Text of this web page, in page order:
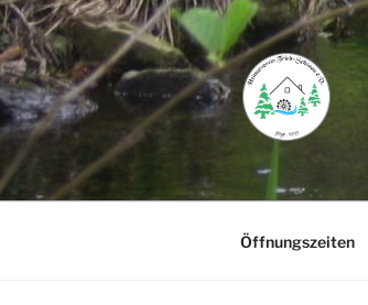
Zum
Inhalt
springen
Öffnungszeiten